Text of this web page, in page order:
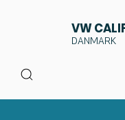
VW
DANMARK